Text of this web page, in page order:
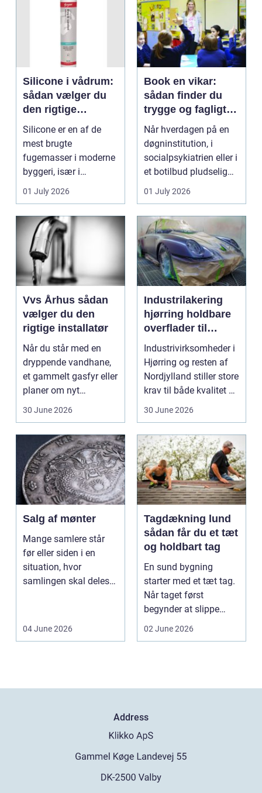
Silicone i vådrum:
sådan vælger du
den rigtige
fugemasse
Silicone er en af de
mest brugte
fugemasser i moderne
byggeri, især i
badeværelser,
køkkener og andr...
01 July 2026
Book en vikar:
sådan finder du
trygge og fagligt
stærke løsninger
Når hverdagen på en
døgninstitution, i
socialpsykiatrien eller i
et botilbud pludselig
ændrer sig, k...
01 July 2026
Vvs Århus sådan
vælger du den
rigtige installatør
Når du står med en
dryppende vandhane,
et gammelt gasfyr eller
planer om nyt
30 June 2026
Industrilakering
hjørring holdbare
overflader til
industri og erhverv
Industrivirksomheder i
Hjørring og resten af
Nordjylland stiller store
krav til både kvalitet og
30 June 2026
Salg af mønter
Mange samlere står
før eller siden i en
situation, hvor
samlingen skal deles
04 June 2026
Tagdækning lund
sådan får du et tæt
og holdbart tag
En sund bygning
starter med et tæt tag.
Når taget først
begynder at slippe
02 June 2026
Address